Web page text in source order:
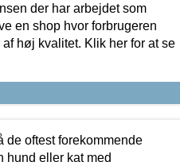
der har arbejdet som
en shop hvor forbrugeren
høj kvalitet. Klik her for at se
de oftest forekommende
hund eller kat med